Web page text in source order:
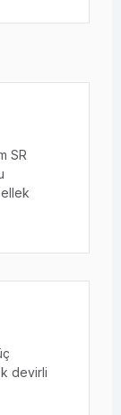
SR
devirli